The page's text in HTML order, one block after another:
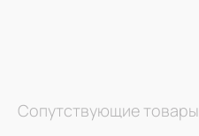
Сопутствующие товары